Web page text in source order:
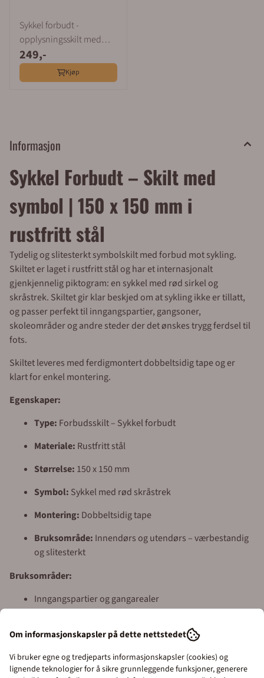
Sykkel forbudt -
opplysningsskilt med
symbol
249,-
Kjøp
Informasjon
Sykkel Forbudt – Skilt med
symbol | 150 x 150 mm i
rustfritt stål
Tydelig og slitesterkt symbolskilt med forbud mot sykling.
Skiltet er laget i rustfritt stål og har et internasjonalt
gjenkjennelig piktogram: en sykkel med rød sirkel og
skråstrek. Skiltet gir klar beskjed om at sykling ikke er tillatt,
og passer perfekt til inngangspartier, gangsoner,
skoleområder og andre steder der det ønskes trygg ferdsel til
fots.
Skiltet leveres med ferdigmontert dobbeltsidig tape og er
klart for enkel montering.
Egenskaper:
Type: Forbudsskilt – Sykkel forbudt
Materiale: Rustfritt stål
Størrelse: 150 x 150 mm
Symbol: Sykkel med rød skråstrek
Montering: Dobbeltsidig tape
Bruksområde: Innendørs og utendørs – værbestandig
og slitesterkt
Bruksområder:
Inngangspartier og gangarealer
Idrettsanlegg, parker og stasjoner
Om informasjonskapsler på dette nettstedet
Vi bruker egne og tredjeparts informasjonskapsler (cookies) og
lignende teknologier for å sikre grunnleggende funksjoner, generere